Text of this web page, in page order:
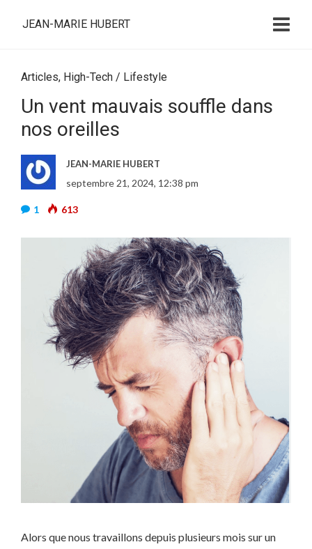
JEAN-MARIE HUBERT
Articles, High-Tech / Lifestyle
Un vent mauvais souffle dans
nos oreilles
JEAN-MARIE HUBERT
septembre 21, 2024, 12:38 pm
1 613
Alors que nous travaillons depuis plusieurs mois sur un